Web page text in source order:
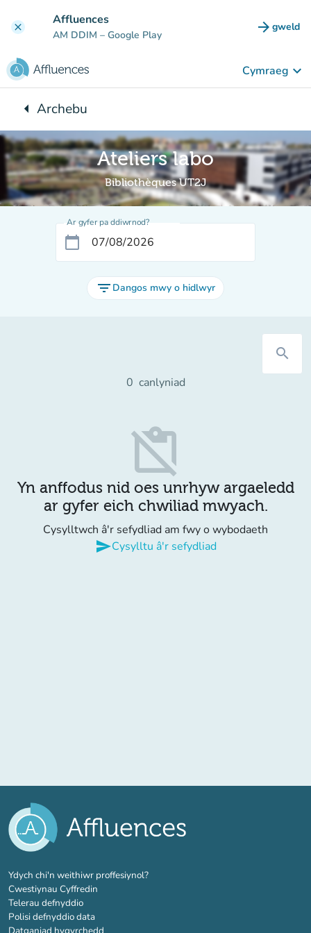
clear Affluences
AM DDIM – Google Play arrow_forward gweld
(tab
Cymraeg keyboard_arrow_down
arrow_leftYn ôl i:
Archebu
Ateliers labo
Bibliothèques UT2J
Ar gyfer pa ddiwrnod?
calendar_today
filter_list Dangos mwy o hidlwyr
search
0 canlyniad
content_paste_off
Yn anffodus nid oes unrhyw argaeledd
ar gyfer eich chwiliad mwyach.
Cysylltwch â'r sefydliad am fwy o wybodaeth
sendCysylltu â'r sefydliad
Ydych chi'n weithiwr proffesiynol?(tab newydd)
Cwestiynau Cyffredin
Telerau defnyddio
Polisi defnyddio data